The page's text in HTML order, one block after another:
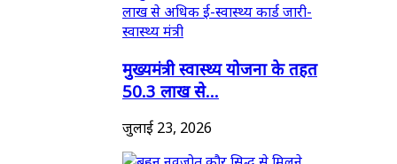
मुख्यमंत्री स्वास्थ्य योजना के तहत
50.3 लाख से...
जुलाई 23, 2026